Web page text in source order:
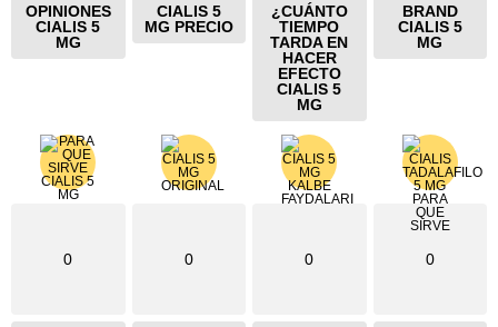
OPINIONES
CIALIS 5
MG
CIALIS 5
MG PRECIO
¿CUÁNTO
TIEMPO
TARDA EN
HACER
EFECTO
CIALIS 5
MG
BRAND
CIALIS 5
MG
0 0 0 0